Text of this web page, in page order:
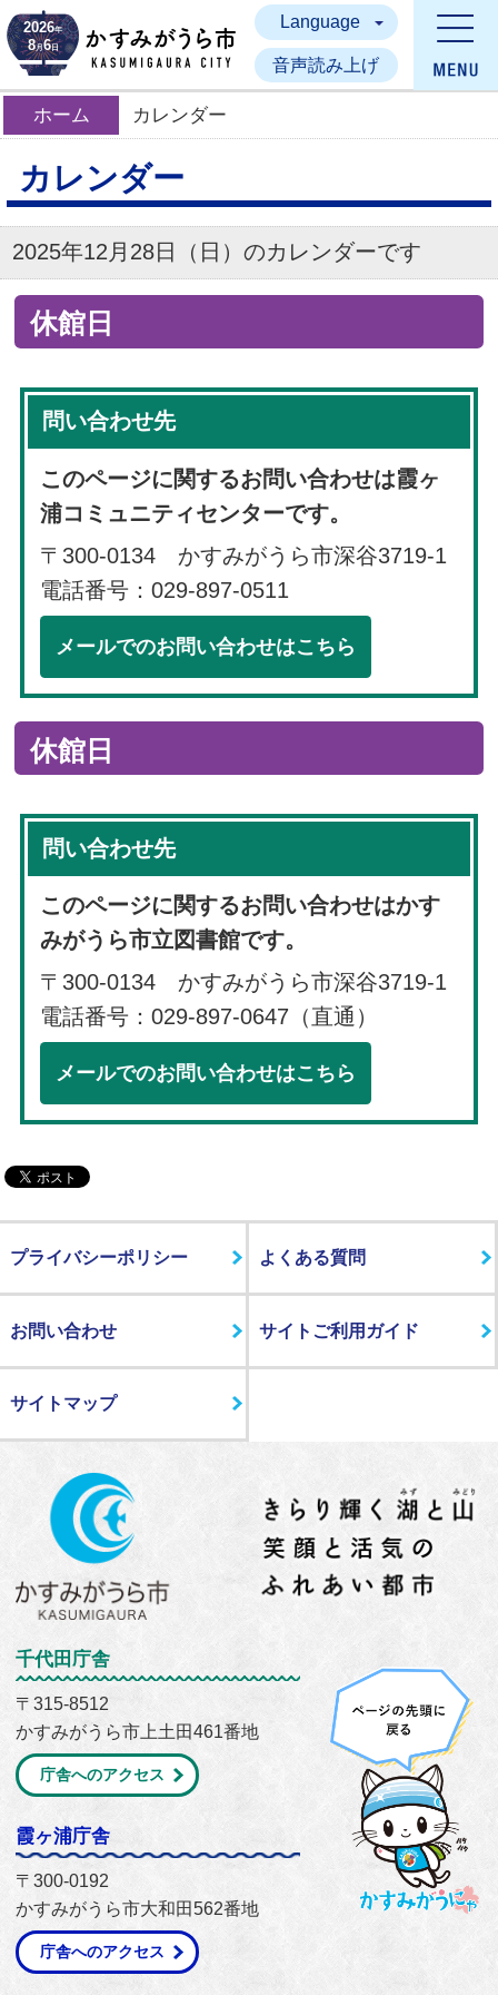
かすみがうら市
2026年
8月6日
Language
音声読み上げ
ホーム カレンダー
カレンダー
2025年12月28日（日）のカレンダーです
休館日
問い合わせ先
このページに関するお問い合わせは霞ヶ
浦コミュニティセンターです。
〒300-0134 かすみがうら市深谷3719-1
電話番号：029-897-0511
メールでのお問い合わせはこちら
休館日
問い合わせ先
このページに関するお問い合わせはかす
みがうら市立図書館です。
〒300-0134 かすみがうら市深谷3719-1
電話番号：029-897-0647（直通）
メールでのお問い合わせはこちら
プライバシーポリシー よくある質問
お問い合わせ サイトご利用ガイド
サイトマップ
千代田庁舎
〒315-8512
かすみがうら市上土田461番地
庁舎へのアクセス
霞ヶ浦庁舎
〒300-0192
かすみがうら市大和田562番地
庁舎へのアクセス